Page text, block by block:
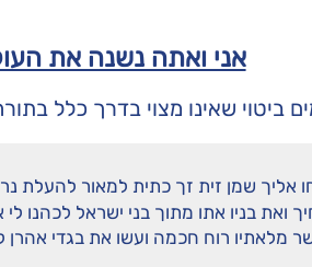
אני ואתה נשנה את
שאינו מצוי בדרך כלל
אליך שמן זית זך כתית למאור להעלת
ואת בניו אתו מתוך בני ישראל לכהנו לי
מלאתיו רוח חכמה ועשו את בגדי אהרן